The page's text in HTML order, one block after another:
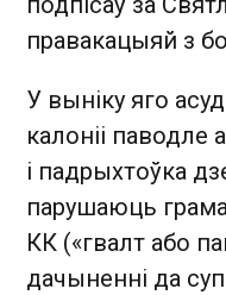
правакацыяй з
У выніку яго
калоніі паводле
і падрыхтоўка
парушаюць
КК («гвалт або
дачыненні да